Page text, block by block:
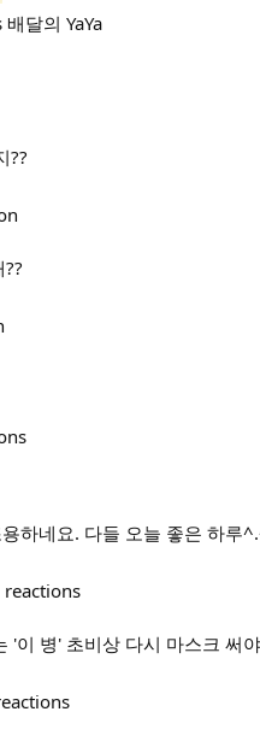
달의 YaYa
??
하네요. 다들 오늘 좋은 하루
reactions
'이 병' 초비상 다시 마스크 써